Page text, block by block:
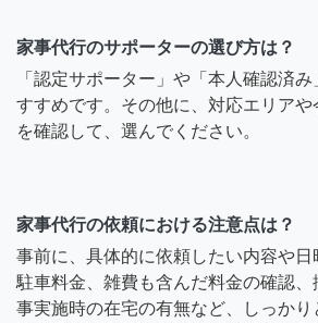
家事代行のサポーターの選び方は？
「認定サポーター」や「本人確認済
すすめです。その他に、対応エリア
を確認して、選んでください。
家事代行の依頼における注意点は？
事前に、具体的に依頼したい内容や
駐車料金、雑費も含んだ料金の確認
事実施時の在宅の有無など、しっか